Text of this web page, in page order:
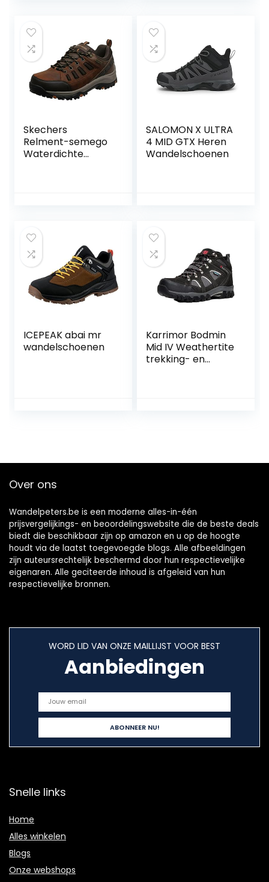
Skechers
Relment-semego
Waterdichte
SALOMON X ULTRA
4 MID GTX Heren
Wandelschoenen
ICEPEAK abai mr
wandelschoenen
Karrimor Bodmin
Mid IV Weathertite
trekking- en
Over ons
Wandelpeters.be is een moderne alles-in-één
prijsvergelijkings- en beoordelingswebsite die de beste deals
biedt die beschikbaar zijn op amazon en u op de hoogte
houdt via de laatst toegevoegde blogs. Alle afbeeldingen
zijn auteursrechtelijk beschermd door hun respectievelijke
eigenaren. Alle geciteerde inhoud is afgeleid van hun
respectievelijke bronnen.
WORD LID VAN ONZE MAILLIJST VOOR BEST
Aanbiedingen
Snelle links
Home
Alles winkelen
Blogs
Onze webshops